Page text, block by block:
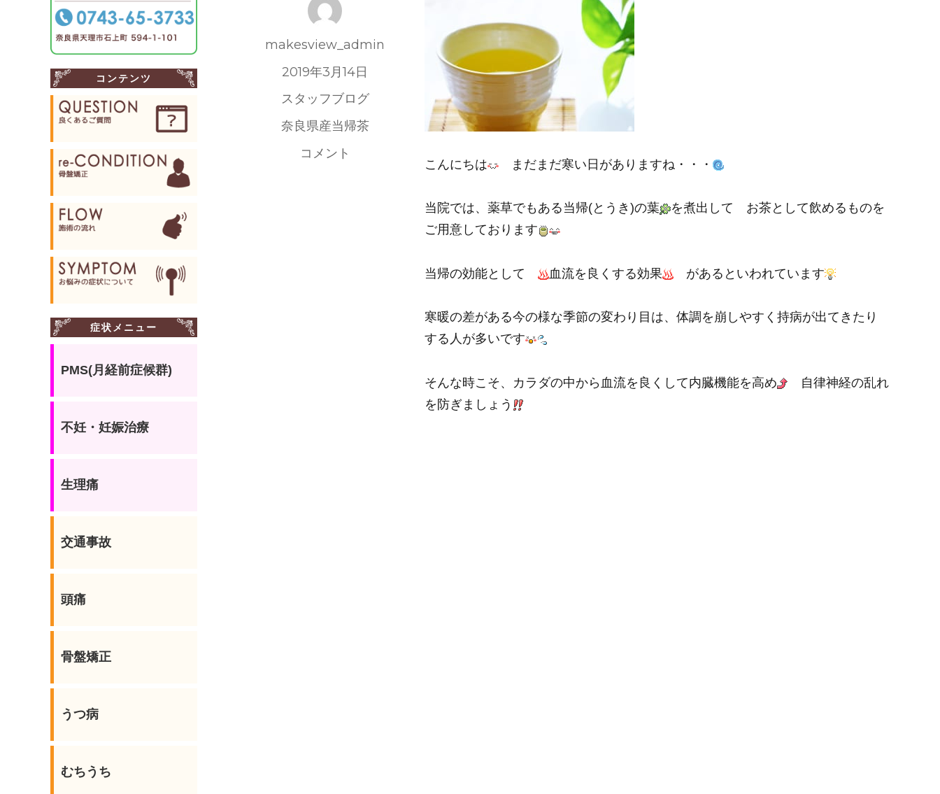
こんにちは まだまだ寒い日がありますね・・・
当院では、薬草でもある当帰(とうき)の葉
を煮出して お茶として飲めるものを
ご用意しております
当帰の効能として 血流を良くする効果 があるといわれています
寒暖の差がある今の様な季節の変わり目は、体調を崩しやすく持病が出てきたり
する人が多いです
そんな時こそ、カラダの中から血流を良くして内臓機能を高め
自律神経の乱れ
を防ぎましょう
投
makesview_admin
投
稿
2019年3月14日
カ
テ
スタッフブログ
タ
奈良県産当帰茶
当
コメント
コンテンツ
症状メニュー
PMS(月経前症候群)
不妊・妊娠治療
生理痛
交通事故
頭痛
骨盤矯正
うつ病
むちうち